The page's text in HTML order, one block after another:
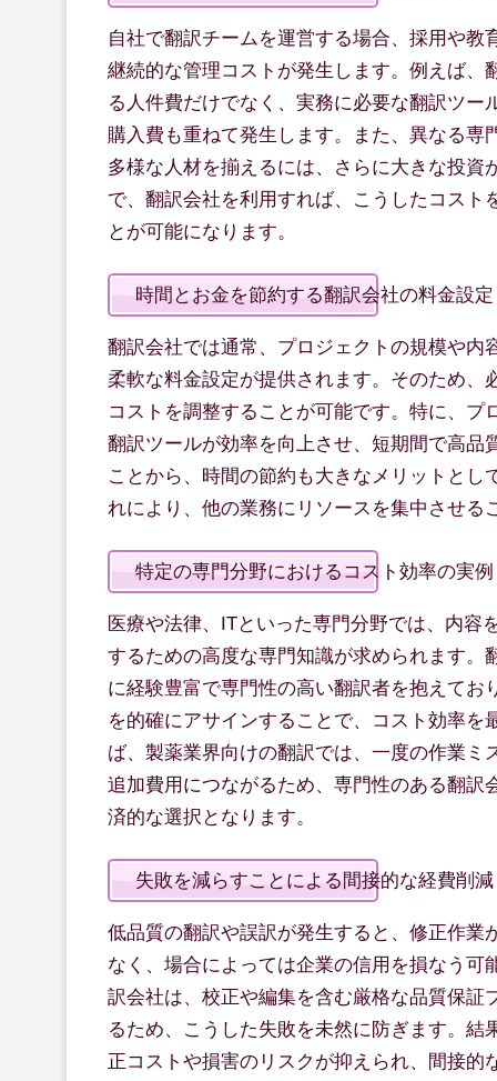
自社で翻訳チームを運営する場合、採用や教
継続的な管理コストが発生します。例えば、
る人件費だけでなく、実務に必要な翻訳ツー
購入費も重ねて発生します。また、異なる専
多様な人材を揃えるには、さらに大きな投資
で、翻訳会社を利用すれば、こうしたコスト
とが可能になります。
時間とお金を節約する翻訳会社の料金設定
翻訳会社では通常、プロジェクトの規模や内
柔軟な料金設定が提供されます。そのため、
コストを調整することが可能です。特に、プ
翻訳ツールが効率を向上させ、短期間で高品
ことから、時間の節約も大きなメリットとし
れにより、他の業務にリソースを集中させる
特定の専門分野におけるコスト効率の実例
医療や法律、ITといった専門分野では、内容
するための高度な専門知識が求められます。
に経験豊富で専門性の高い翻訳者を抱えてお
を的確にアサインすることで、コスト効率を
ば、製薬業界向けの翻訳では、一度の作業ミ
追加費用につながるため、専門性のある翻訳
済的な選択となります。
失敗を減らすことによる間接的な経費削減
低品質の翻訳や誤訳が発生すると、修正作業
なく、場合によっては企業の信用を損なう可
訳会社は、校正や編集を含む厳格な品質保証
るため、こうした失敗を未然に防ぎます。結
正コストや損害のリスクが抑えられ、間接的